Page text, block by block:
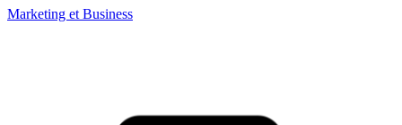
Marketing et Business